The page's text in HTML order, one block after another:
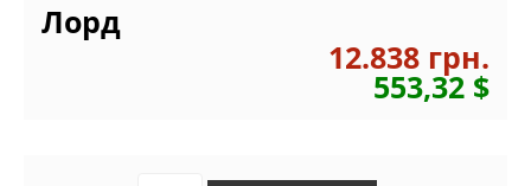
Лорд
12.838 грн.
553,32 $